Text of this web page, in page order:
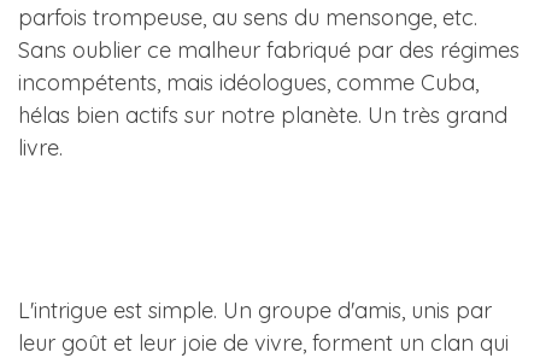
parfois trompeuse, au sens du mensonge, etc.
Sans oublier ce malheur fabriqué par des régimes
incompétents, mais idéologues, comme Cuba,
hélas bien actifs sur notre planète. Un très grand
livre.
L'intrigue est simple. Un groupe d'amis, unis par
leur goût et leur joie de vivre, forment un clan qui